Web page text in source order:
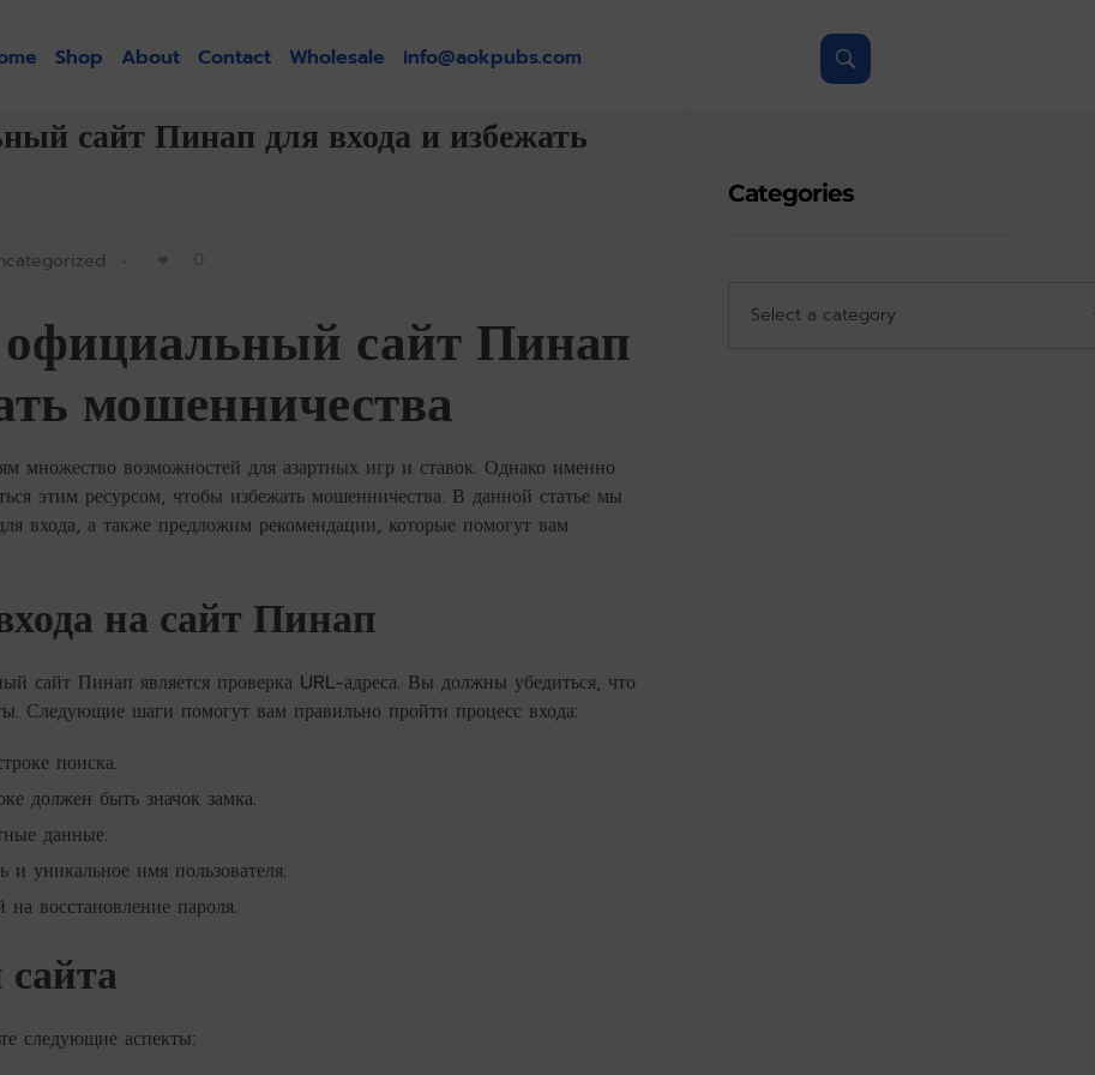
Shop About Contact Wholesale info@aokpubs.com
сайт Пинап для входа и избежать
официальный сайт Пинап
мошенничества
множество возможностей для азартных игр и ставок. Однако именно
этим ресурсом, чтобы избежать мошенничества. В данной статье мы
входа, а также предложим рекомендации, которые помогут вам
на сайт Пинап
сайт Пинап является проверка URL-адреса. Вы должны убедиться, что
Следующие шаги помогут вам правильно пройти процесс входа:
поиска.
должен быть значок замка.
данные.
уникальное имя пользователя.
восстановление пароля.
следующие аспекты:
Categories